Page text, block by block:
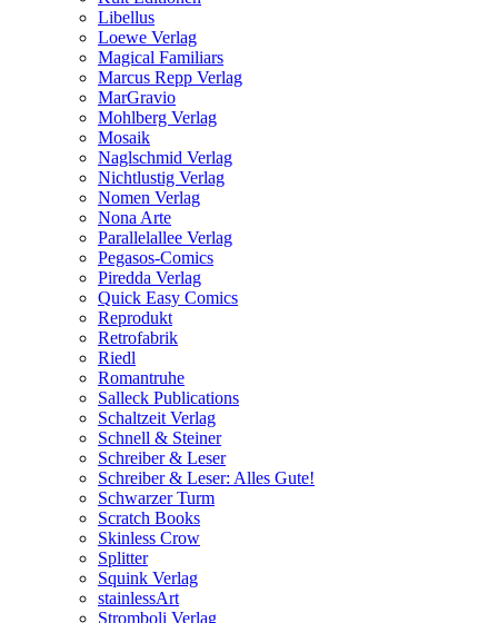
Libellus
Loewe Verlag
Magical Familiars
Marcus Repp Verlag
MarGravio
Mohlberg Verlag
Mosaik
Naglschmid Verlag
Nichtlustig Verlag
Nomen Verlag
Nona Arte
Parallelallee Verlag
Pegasos-Comics
Piredda Verlag
Quick Easy Comics
Reprodukt
Retrofabrik
Riedl
Romantruhe
Salleck Publications
Schaltzeit Verlag
Schnell & Steiner
Schreiber & Leser
Schreiber & Leser: Alles Gute!
Schwarzer Turm
Scratch Books
Skinless Crow
Splitter
Squink Verlag
stainlessArt
Stromboli Verlag